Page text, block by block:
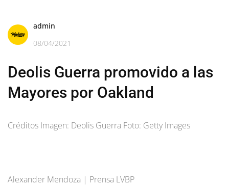
admin
08/04/2021
Deolis Guerra promovido a las
Mayores por Oakland
Créditos Imagen: Deolis Guerra Foto: Getty Images
Alexander Mendoza | Prensa LVBP